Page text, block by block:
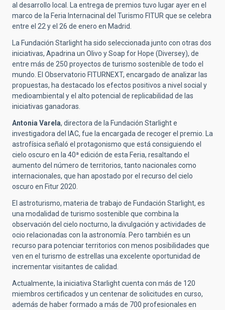
al desarrollo local. La entrega de premios tuvo lugar ayer en el
marco de la Feria Internacinal del Turismo FITUR que se celebra
entre el 22 y el 26 de enero en Madrid.
La Fundación Starlight ha sido seleccionada junto con otras dos
iniciativas, Apadrina un Olivo y Soap for Hope (Diversey), de
entre más de 250 proyectos de turismo sostenible de todo el
mundo. El Observatorio FITURNEXT, encargado de analizar las
propuestas, ha destacado los efectos positivos a nivel social y
medioambiental y el alto potencial de replicabilidad de las
iniciativas ganadoras.
Antonia Varela, directora de la Fundación Starlight e
investigadora del IAC, fue la encargada de recoger el premio. La
astrofísica señaló el protagonismo que está consiguiendo el
cielo oscuro en la 40ª edición de esta Feria, resaltando el
aumento del número de territorios, tanto nacionales como
internacionales, que han apostado por el recurso del cielo
oscuro en Fitur 2020.
El astroturismo, materia de trabajo de Fundación Starlight, es
una modalidad de turismo sostenible que combina la
observación del cielo nocturno, la divulgación y actividades de
ocio relacionadas con la astronomía. Pero también es un
recurso para potenciar territorios con menos posibilidades que
ven en el turismo de estrellas una excelente oportunidad de
incrementar visitantes de calidad.
Actualmente, la iniciativa Starlight cuenta con más de 120
miembros certificados y un centenar de solicitudes en curso,
además de haber formado a más de 700 profesionales en